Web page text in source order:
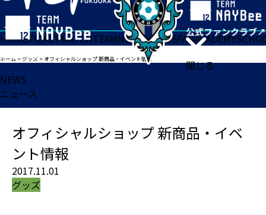
閉じる
HOMETICKETMATCHTEAMNEWSGOODSFANACADEMY
ホーム >グッズ >オフィシャルショップ 新商品・イベント情報
NEWS
ニュース
オフィシャルショップ 新商品・イベ
ント情報
2017.11.01
グッズ